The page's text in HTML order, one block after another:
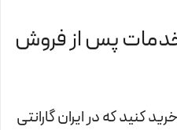
پس از فروش
کنید که در ایران گارانتی